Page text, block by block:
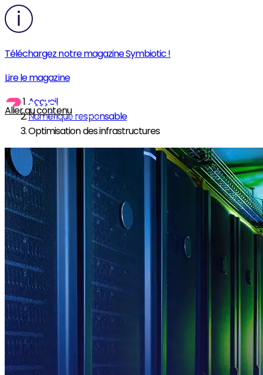
Téléchargez notre magazine Symbiotic !
Lire le magazine
Aller au contenu
Accueil
Numérique responsable
Optimisation des infrastructures